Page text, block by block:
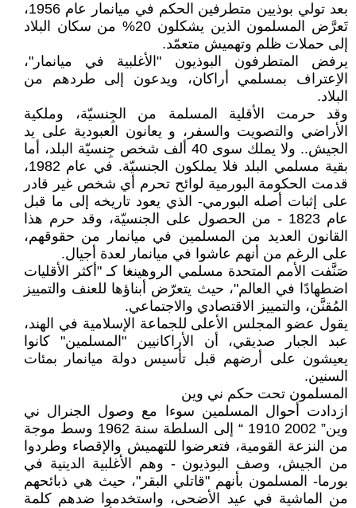
بعد تولي بوذيين متطرفين الحكم في ميانمار عام 1956،
تَعرَّض المسلمون الذين يشكلون 20% من سكان البلاد
إلى حملات ظلم وتهميش متعمّد.
يرفض المتطرفون البوذيون "الأغلبية في ميانمار"،
الاِعتراف بمسلمي أراكان، ويدعون إلى طردهم من
البلاد.
وقد حرمت الأقلية المسلمة من الجِنسيّة، وملكية
الأراضي والتصويت والسفر، و يعانون العبودية على يد
الجيش.. ولا يملك سوى 40 ألف شخص جِنسيّة البلد، أما
بقية مسلمي البلد فلا يملكون الجنسيّة. في عام 1982،
قدمت الحكومة البورمية لوائح تحرم أي شخص غير قادر
على إثبات أصله البورمي- الذي يعود تاريخه إلى ما قبل
عام 1823 - من الحصول على الجنسيّة، وقد حرم هذا
القانون العديد من المسلمين في ميانمار من حقوقهم،
على الرغم من أنهم عاشوا في ميانمار لعدة أجيال.
صَنَّفت الأمم المتحدة مسلمي الروهينغا كـ "أكثر الأقليات
اضطهادًا في العالم"، حيث يتعرّض أبناؤها للعنف والتمييز
المُقنَّن، والتمييز الاقتصادي والاجتماعي.
يقول عضو المجلس الأعلى للجماعة الإسلامية في الهند،
عبد الجبار صديقي، أن الأراكانيين "المسلمين" كانوا
يعيشون على أرضهم قبل تأسيس دولة ميانمار بمئات
السنين.
المسلمون تحت حكم ني وين
ازدادت أحوال المسلمين سوءا مع وصول الجنرال ني
وين” 2002 1910 “ إلى السلطة سنة 1962 وسط موجة
من النزعة القومية، فتعرضوا للتهميش والإقصاء وطردوا
من الجيش، وصف البوذيون - وهم الأغلبية الدينية في
بورما- المسلمون بأنهم "قاتلي البقر"، حيث هي ذبائحهم
من الماشية في عيد الأضحى، واستخدموا ضدهم كلمة